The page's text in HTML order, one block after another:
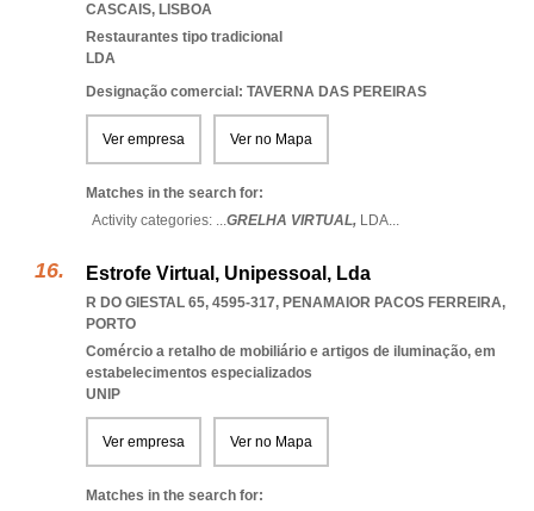
CASCAIS, LISBOA
Restaurantes tipo tradicional
LDA
Designação comercial: TAVERNA DAS PEREIRAS
Ver empresa Ver no Mapa
Matches in the search for:
Activity categories: ...GRELHA VIRTUAL, LDA...
Estrofe Virtual, Unipessoal, Lda
R DO GIESTAL 65, 4595-317, PENAMAIOR PACOS FERREIRA,
PORTO
Comércio a retalho de mobiliário e artigos de iluminação, em
estabelecimentos especializados
UNIP
Ver empresa Ver no Mapa
Matches in the search for: